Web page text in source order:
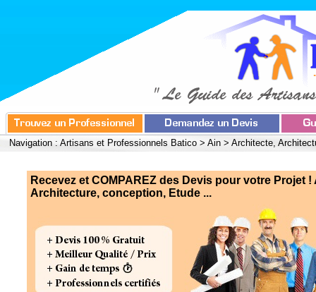
Navigation : Artisans et Professionnels Batico > Ain > Architecte,
Recevez et COMPAREZ des Devis pour votre Projet !
Architecture, conception, Etude ...